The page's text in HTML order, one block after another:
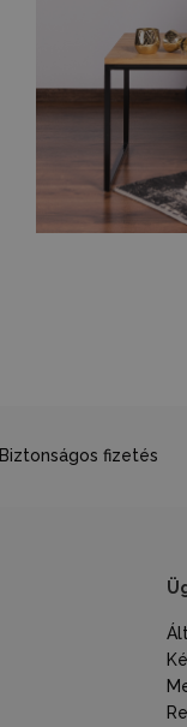
Biztonságos fizetés